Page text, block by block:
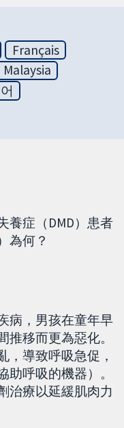
Français
Malaysia
養症（DMD）患者
為何？
病，男孩在童年早
移而更為惡化。
，導致呼吸急促，
呼吸的機器）。
治療以延緩肌肉力